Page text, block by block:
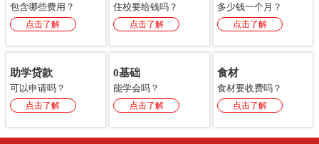
包含哪些费用？
点击了解
住校要给钱吗？
点击了解
多少钱一个月？
点击了解
助学贷款
可以申请吗？
点击了解
0基础
能学会吗？
点击了解
食材
食材要收费吗？
点击了解